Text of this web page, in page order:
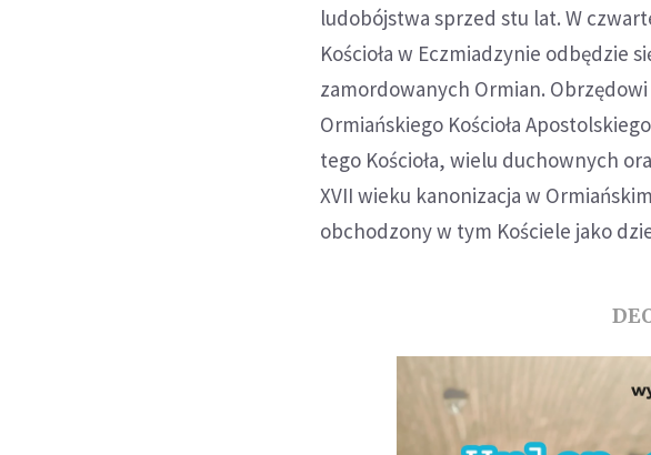
ludobójstwa sprzed stu lat. W
Kościoła w Eczmiadzynie odbędzie
zamordowanych Ormian.
Ormiańskiego Kościoła
tego Kościoła, wielu duchownych
XVII wieku kanonizacja w
obchodzony w tym Kościele jako